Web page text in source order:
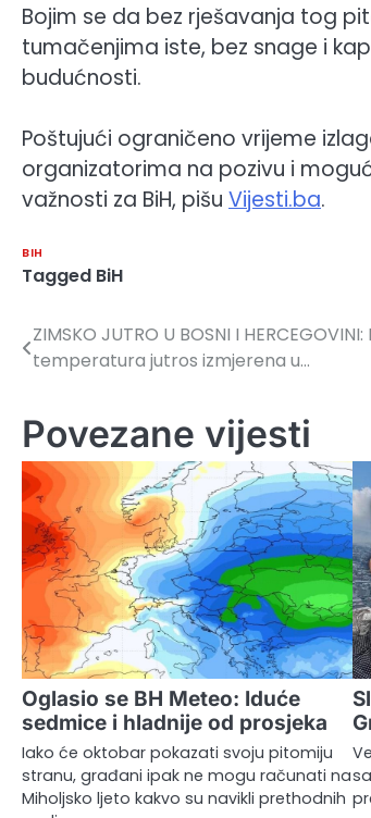
Bojim se da bez rješavanja tog
tumačenjima iste, bez snage i
budućnosti.
Poštujući ograničeno vrijeme
organizatorima na pozivu i
važnosti za BiH, pišu Vijesti.ba.
BIH
Tagged BiH
Navigacija
članaka
ZIMSKO JUTRO U BOSNI I HERCEGOVINI:
temperatura jutros izmjerena u…
Povezane vijesti
Oglasio se BH Meteo: Iduće
sedmice i hladnije od prosjeka
Iako će oktobar pokazati svoju pitomiju
stranu, građani ipak ne mogu računati na
Miholjsko ljeto kakvo su navikli prethodnih